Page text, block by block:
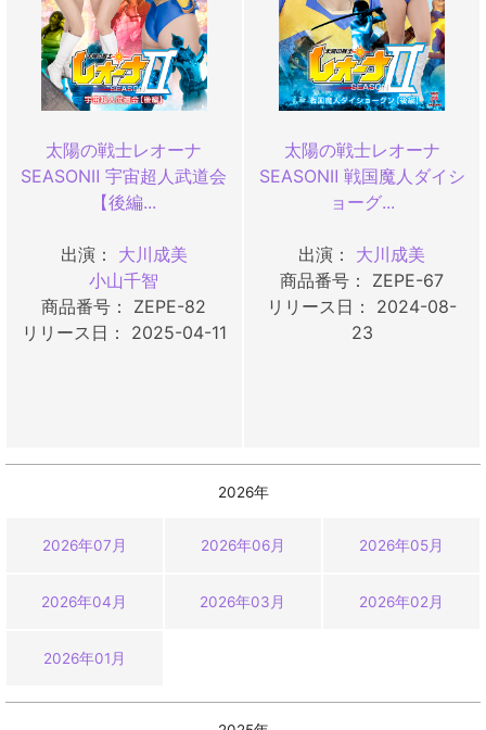
太陽の戦士レオーナ
SEASONⅡ 宇宙超人武道会
【後編...
出演： 大川成美
小山千智
商品番号： ZEPE-82
リリース日： 2025-04-11
太陽の戦士レオーナ
SEASONⅡ 戦国魔人ダイシ
ョーグ...
出演： 大川成美
商品番号： ZEPE-67
リリース日： 2024-08-
23
2026年
2026年07月 2026年06月 2026年05月
2026年04月 2026年03月 2026年02月
2026年01月